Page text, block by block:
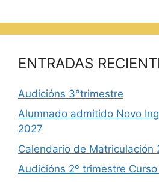
ENTRADAS
Audicións 3°trimestre
Alumnado admitido Novo
2027
Calendario de Matriculación
Audicións 2º trimestre